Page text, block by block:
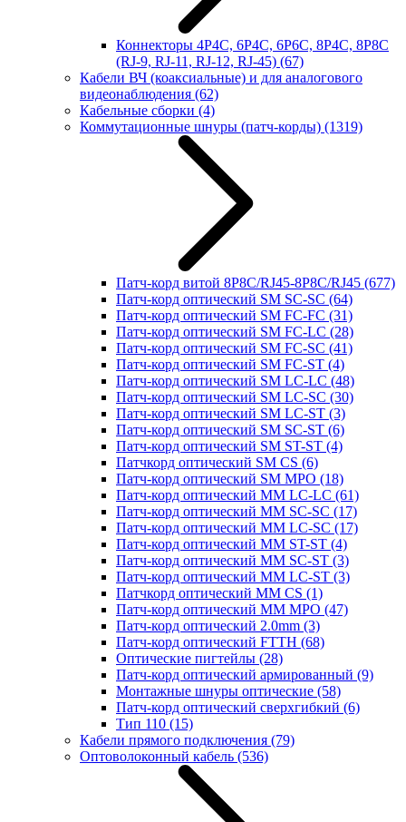
Коннекторы 4P4C, 6P4C, 6P6C, 8P4C, 8P8C
(RJ-9, RJ-11, RJ-12, RJ-45) (67)
Кабели ВЧ (коаксиальные) и для аналогового
видеонаблюдения (62)
Кабельные сборки (4)
Коммутационные шнуры (патч-корды) (1319)
Патч-корд витой 8P8C/RJ45-8P8C/RJ45 (677)
Патч-корд оптический SM SC-SC (64)
Патч-корд оптический SM FC-FC (31)
Патч-корд оптический SM FC-LC (28)
Патч-корд оптический SM FC-SC (41)
Патч-корд оптический SM FC-ST (4)
Патч-корд оптический SM LC-LC (48)
Патч-корд оптический SM LC-SC (30)
Патч-корд оптический SM LC-ST (3)
Патч-корд оптический SM SC-ST (6)
Патч-корд оптический SM ST-ST (4)
Патчкорд оптический SM CS (6)
Патч-корд оптический SM MPO (18)
Патч-корд оптический MM LC-LC (61)
Патч-корд оптический MM SC-SC (17)
Патч-корд оптический MM LC-SC (17)
Патч-корд оптический MM ST-ST (4)
Патч-корд оптический MM SC-ST (3)
Патч-корд оптический MM LC-ST (3)
Патчкорд оптический MM CS (1)
Патч-корд оптический MM MPO (47)
Патч-корд оптический 2.0mm (3)
Патч-корд оптический FTTH (68)
Оптические пигтейлы (28)
Патч-корд оптический армированный (9)
Монтажные шнуры оптические (58)
Патч-корд оптический сверхгибкий (6)
Тип 110 (15)
Кабели прямого подключения (79)
Оптоволоконный кабель (536)